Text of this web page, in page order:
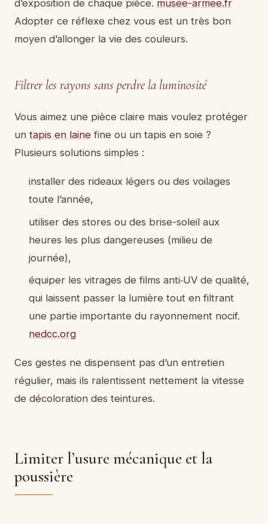
d’exposition de chaque pièce. musee-armee.fr
Adopter ce réflexe chez vous est un très bon
moyen d’allonger la vie des couleurs.
Filtrer les rayons sans perdre la luminosité
Vous aimez une pièce claire mais voulez protéger
un tapis en laine fine ou un tapis en soie ?
Plusieurs solutions simples :
installer des rideaux légers ou des voilages
toute l’année,
utiliser des stores ou des brise-soleil aux
heures les plus dangereuses (milieu de
journée),
équiper les vitrages de films anti‑UV de qualité,
qui laissent passer la lumière tout en filtrant
une partie importante du rayonnement nocif.
nedcc.org
Ces gestes ne dispensent pas d’un entretien
régulier, mais ils ralentissent nettement la vitesse
de décoloration des teintures.
Limiter l’usure mécanique et la
poussière